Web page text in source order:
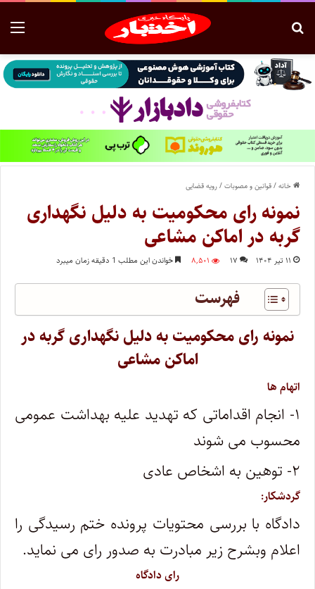
خانه/قوانین و مصوبات/رویه قضایی
نمونه رای محکومیت به دلیل نگهداری
گربه در اماکن مشاعی
۱۱ تیر ۱۴۰۴ ۱۷ ۸,۵۰۱ خواندن این مطلب 1 دقیقه زمان میبرد
فهرست
نمونه رای محکومیت به دلیل نگهداری گربه در
اماکن مشاعی
اتهام ها
۱- انجام اقداماتی که تهدید علیه بهداشت عمومی
محسوب می شوند
۲- توهین به اشخاص عادی
گردشکار:
دادگاه با بررسی محتویات پرونده ختم رسیدگی را
اعلام وبشرح زیر مبادرت به صدور رای می نماید.
رای دادگاه